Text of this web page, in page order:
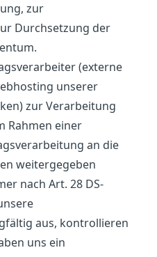
zur
Durchsetzung der
(externe
unserer
zur Verarbeitung
Rahmen einer
an die
weitergegeben
nach Art. 28 DS-
aus, kontrollieren
uns ein